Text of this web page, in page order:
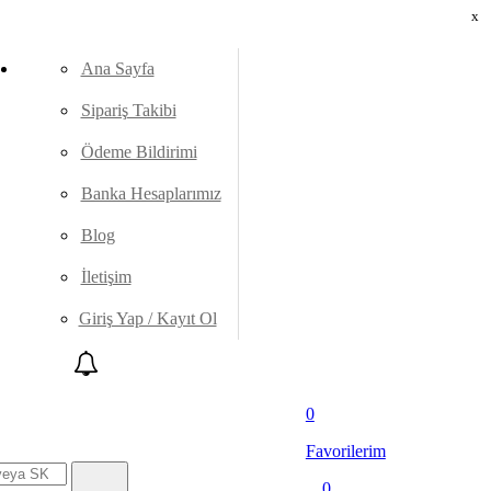
x
Ana Sayfa
Sipariş Takibi
Ödeme Bildirimi
Banka Hesaplarımız
Blog
İletişim
Giriş Yap / Kayıt Ol
0
Favorilerim